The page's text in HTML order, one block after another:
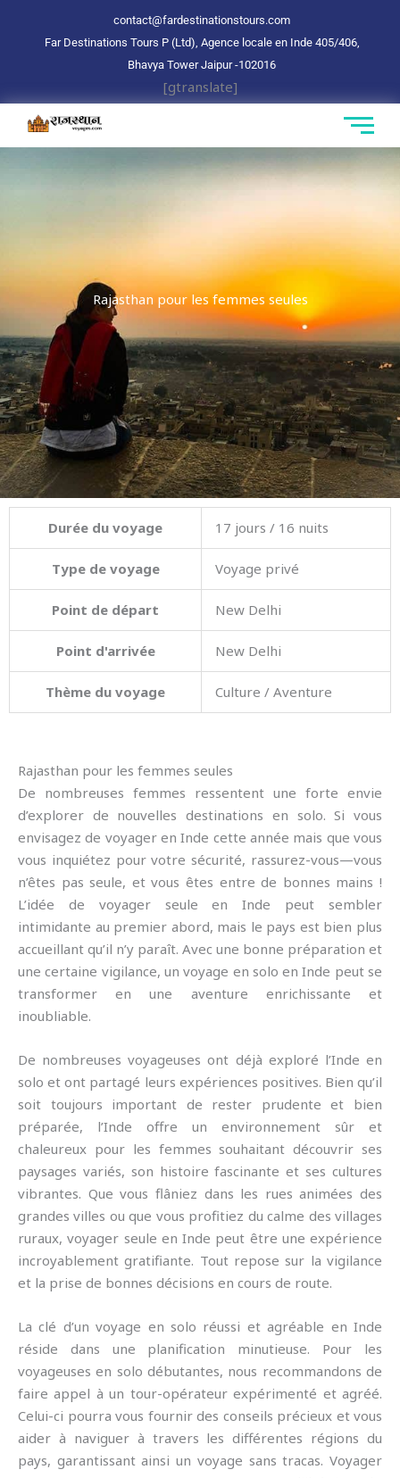
contact@fardestinationstours.com
Far Destinations Tours P (Ltd), Agence locale en Inde 405/406,
Bhavya Tower Jaipur-102016
[gtranslate]
Rajasthan pour les femmes seules
Durée du voyage 17 jours / 16 nuits
Type de voyage Voyage privé
Point de départ New Delhi
Point d'arrivée New Delhi
Thème du voyage Culture / Aventure
Rajasthan pour les femmes seules
De nombreuses femmes ressentent une forte envie
d’explorer de nouvelles destinations en solo. Si vous
envisagez de voyager en Inde cette année mais que vous
vous inquiétez pour votre sécurité, rassurez-vous—vous
n’êtes pas seule, et vous êtes entre de bonnes mains !
L’idée de voyager seule en Inde peut sembler
intimidante au premier abord, mais le pays est bien plus
accueillant qu’il n’y paraît. Avec une bonne préparation et
une certaine vigilance, un voyage en solo en Inde peut se
transformer en une aventure enrichissante et
inoubliable.
De nombreuses voyageuses ont déjà exploré l’Inde en
solo et ont partagé leurs expériences positives. Bien qu’il
soit toujours important de rester prudente et bien
préparée, l’Inde offre un environnement sûr et
chaleureux pour les femmes souhaitant découvrir ses
paysages variés, son histoire fascinante et ses cultures
vibrantes. Que vous flâniez dans les rues animées des
grandes villes ou que vous profitiez du calme des villages
ruraux, voyager seule en Inde peut être une expérience
incroyablement gratifiante. Tout repose sur la vigilance
et la prise de bonnes décisions en cours de route.
La clé d’un voyage en solo réussi et agréable en Inde
réside dans une planification minutieuse. Pour les
voyageuses en solo débutantes, nous recommandons de
faire appel à un tour-opérateur expérimenté et agréé.
Celui-ci pourra vous fournir des conseils précieux et vous
aider à naviguer à travers les différentes régions du
pays, garantissant ainsi un voyage sans tracas. Voyager